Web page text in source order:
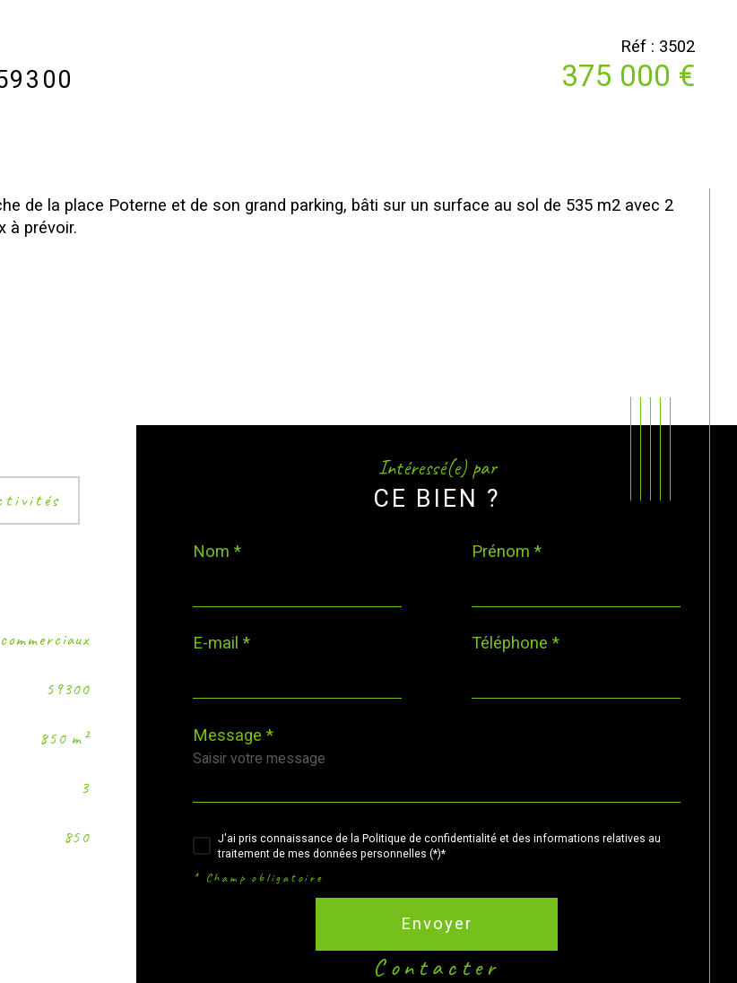
Réf : 3502
375 000 €
de la place Poterne et de son grand parking, bâti sur un surface au sol de 535 m2 avec 2
à prévoir.
59300
850 m²
3
850
Intéressé(e) par
CE BIEN ?
Nom * Prénom *
E-mail * Téléphone *
Message *
J'ai pris connaissance de la Politique de confidentialité et des informations relatives au
traitement de mes données personnelles (*)*
* Champ obligatoire
Envoyer
contacter